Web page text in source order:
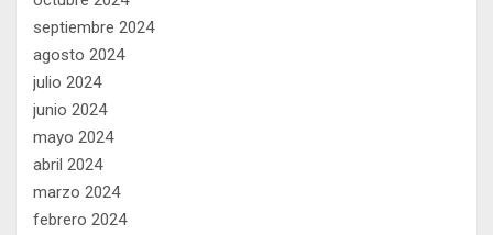
septiembre 2024
agosto 2024
julio 2024
junio 2024
mayo 2024
abril 2024
marzo 2024
febrero 2024